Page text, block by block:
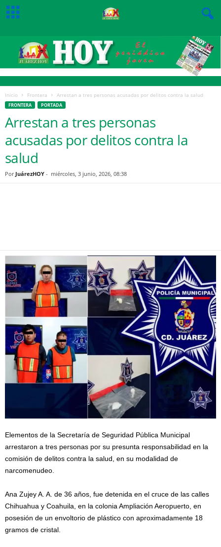
Inicio Frontera Arrestan a tres personas acusadas por delitos contra la salud
FRONTERA PORTADA
Arrestan a tres personas
acusadas por delitos contra la
salud
Por JuárezHOY - miércoles, 3 junio, 2026, 08:38
Elementos de la Secretaría de Seguridad Pública Municipal
arrestaron a tres personas por su presunta responsabilidad en la
comisión de delitos contra la salud, en su modalidad de
narcomenudeo.
Ana Zujey A. A. de 36 años, fue detenida en el cruce de las calles
Chihuahua y Coahuila, en la colonia Ampliación Aeropuerto, en
posesión de un envoltorio de plástico con aproximadamente 18
gramos de cristal.